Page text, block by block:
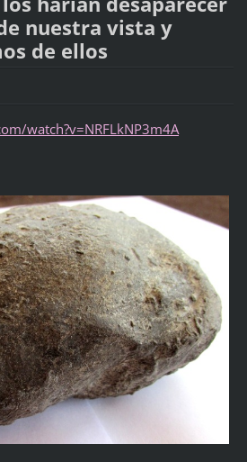
nuestra vista y
de ellos
watch?v=NRFLkNP3m4A